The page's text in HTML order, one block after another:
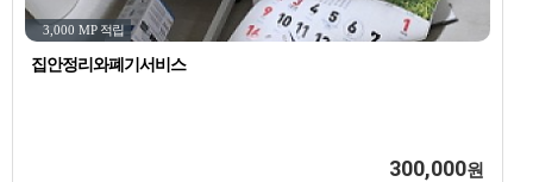
3,000 MP 적립
집안정리와폐기서비스
300,000원